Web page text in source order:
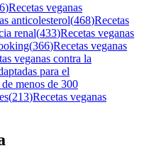
)Recetas veganas
anticolesterol(468)Recetas
renal(433)Recetas veganas
(366)Recetas veganas
veganas contra la
para el
menos de 300
(213)Recetas veganas